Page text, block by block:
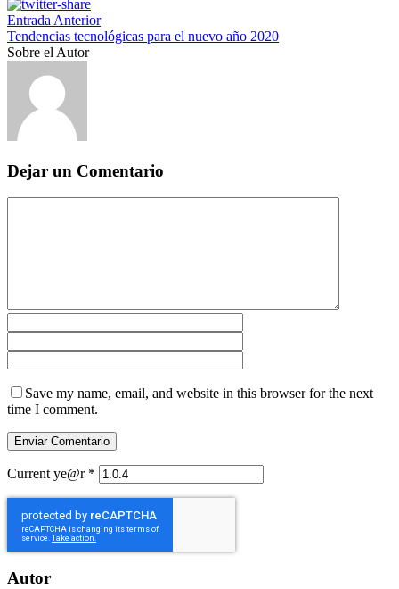
Entrada Anterior
Tendencias tecnológicas para el nuevo año 2020
Sobre el Autor
Dejar un Comentario
Save my name, email, and website in this browser for the next
time I comment.
Current ye@r *
Autor